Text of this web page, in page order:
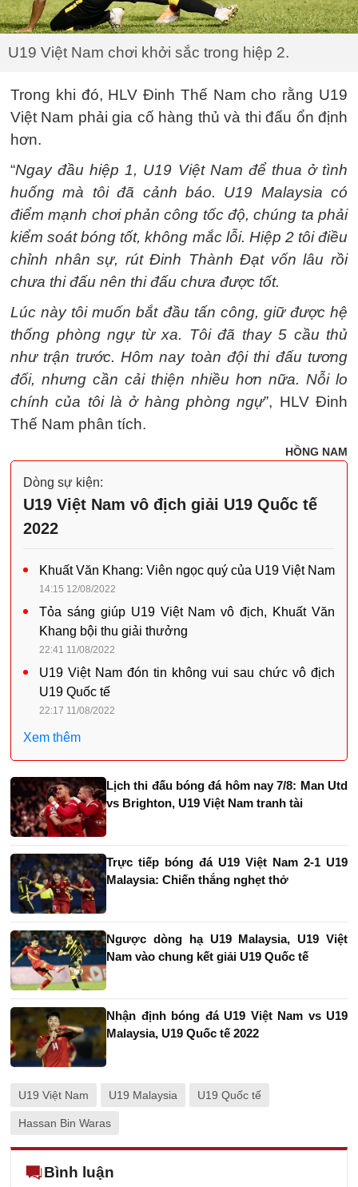
U19 Việt Nam chơi khởi sắc trong hiệp 2.
Trong khi đó, HLV Đinh Thế Nam cho rằng U19
Việt Nam phải gia cố hàng thủ và thi đấu ổn định
hơn.
“Ngay đầu hiệp 1, U19 Việt Nam để thua ở tình
huống mà tôi đã cảnh báo. U19 Malaysia có
điểm mạnh chơi phản công tốc độ, chúng ta phải
kiểm soát bóng tốt, không mắc lỗi. Hiệp 2 tôi điều
chỉnh nhân sự, rút Đinh Thành Đạt vốn lâu rồi
chưa thi đấu nên thi đấu chưa được tốt.
Lúc này tôi muốn bắt đầu tấn công, giữ được hệ
thống phòng ngự từ xa. Tôi đã thay 5 cầu thủ
như trận trước. Hôm nay toàn đội thi đấu tương
đối, nhưng cần cải thiện nhiều hơn nữa. Nỗi lo
chính của tôi là ở hàng phòng ngự”, HLV Đinh
Thế Nam phân tích.
HỒNG NAM
Dòng sự kiện:
U19 Việt Nam vô địch giải U19 Quốc tế
2022
Khuất Văn Khang: Viên ngọc quý của U19 Việt Nam
14:15 12/08/2022
Tỏa sáng giúp U19 Việt Nam vô địch, Khuất Văn
Khang bội thu giải thưởng
22:41 11/08/2022
U19 Việt Nam đón tin không vui sau chức vô địch
U19 Quốc tế
22:17 11/08/2022
Xem thêm
Lịch thi đấu bóng đá hôm nay 7/8: Man Utd
vs Brighton, U19 Việt Nam tranh tài
Trực tiếp bóng đá U19 Việt Nam 2-1 U19
Malaysia: Chiến thắng nghẹt thở
Ngược dòng hạ U19 Malaysia, U19 Việt
Nam vào chung kết giải U19 Quốc tế
Nhận định bóng đá U19 Việt Nam vs U19
Malaysia, U19 Quốc tế 2022
U19 Việt Nam U19 Malaysia U19 Quốc tế
Hassan Bin Waras
Bình luận